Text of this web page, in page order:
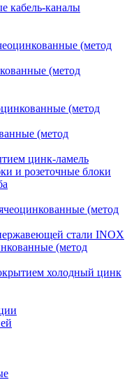
кабель-каналы
(метод
(метод
(метод
(метод
цинк-ламель
и розеточные блоки
(метод
стали INOX
(метод
холодный цинк